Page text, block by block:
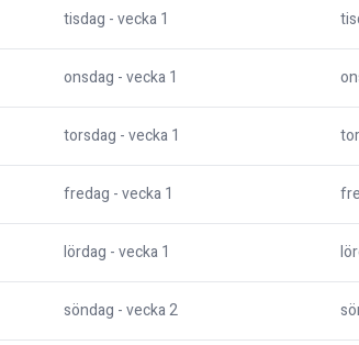
tisdag - vecka1
onsdag - vecka1
torsdag - vecka1
fredag - vecka1
lördag - vecka1
söndag - vecka2